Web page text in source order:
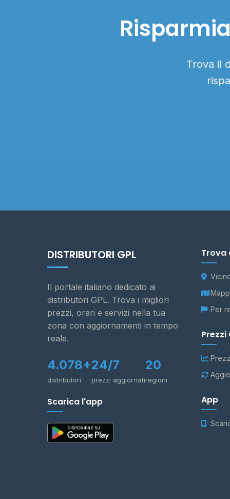
Trova il
DISTRIBUTORI GPL
Il portale italiano dedicato ai
distributori GPL. Trova i migliori
prezzi, orari e servizi nella tua
zona con aggiornamenti in tempo
reale.
4.078+
distributori
24/7
prezzi aggiornati
20
regioni
Scarica l'app
Trova
Per
Prezzi
App